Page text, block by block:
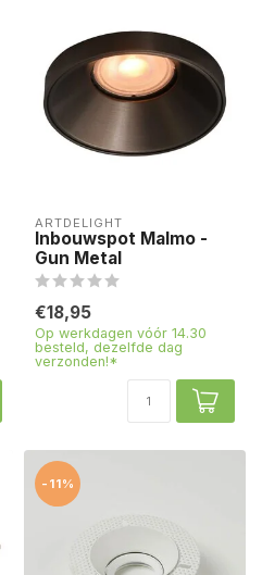
ARTDELIGHT
Inbouwspot Malmo -
Gun Metal
€18,95
Op werkdagen vóór 14.30
besteld, dezelfde dag
verzonden!*
-11%